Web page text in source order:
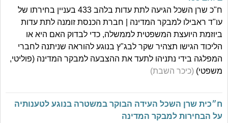
ח"כ שרן השכל הגיעה לתת עדות בלהב 433 בעניין בחירתו של
עו"ד ראבילו למבקר המדינה | חברת הכנסת זומנה לתת עדות
ביוזמת היועצת המשפטית לממשלה, כדי לבדוק האם היא או
הליכוד הגישו תצהיר שקר לבג"ץ בנוגע להוראה שניתנה לחברי
המפלגה בידי נתניהו לתעד את ההצבעה למבקר המדינה (פוליטי,
משפטי) (כיכר השבת)
ח״כית שרן השכל העידה הבוקר במשטרה בנוגע לטענותיה
על הבחירות למבקר המדינה